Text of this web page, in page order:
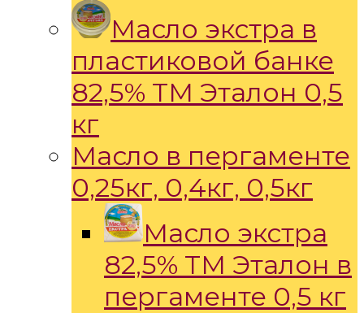
Масло экстра в
пластиковой банке
82,5% ТМ Эталон 0,5
кг
Масло в пергаменте
0,25кг, 0,4кг, 0,5кг
Масло экстра
82,5% ТМ Эталон в
пергаменте 0,5 кг